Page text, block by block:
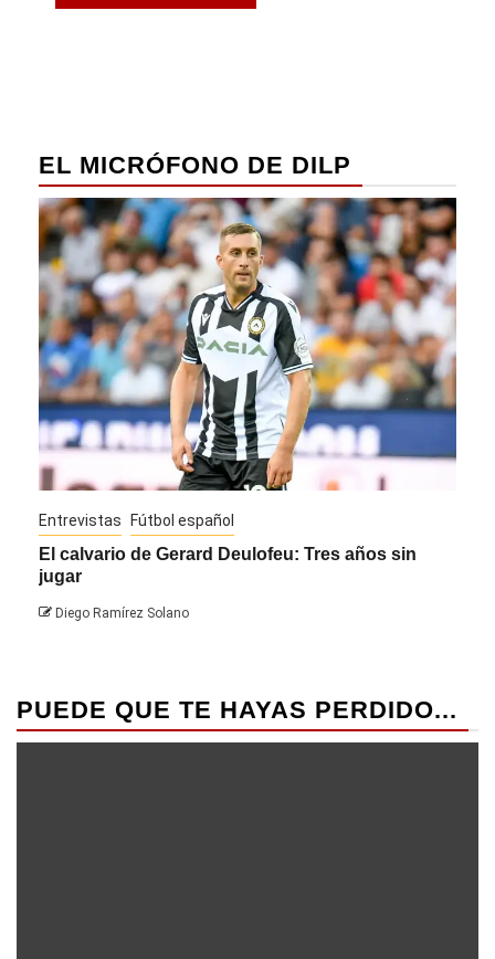
EL MICRÓFONO DE DILP
Entrevistas Fútbol español
El calvario de Gerard Deulofeu: Tres años sin
jugar
Diego Ramírez Solano
PUEDE QUE TE HAYAS PERDIDO...